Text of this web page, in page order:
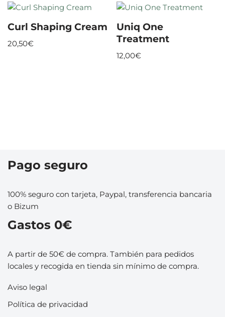
Curl Shaping Cream
20,50€
Uniq One
Treatment
12,00€
Pago seguro
100% seguro con tarjeta, Paypal, transferencia bancaria
o Bizum
Gastos 0€
A partir de 50€ de compra. También para pedidos
locales y recogida en tienda sin mínimo de compra.
Aviso legal
Política de privacidad